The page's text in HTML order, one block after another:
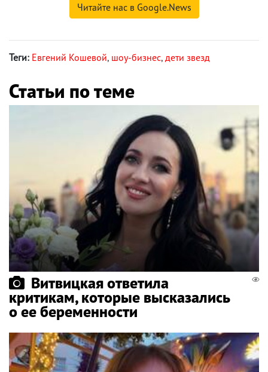
Читайте нас в Google.News
Теги: Евгений Кошевой, шоу-бизнес, дети звезд
Статьи по теме
Витвицкая ответила
критикам, которые высказались
о ее беременности